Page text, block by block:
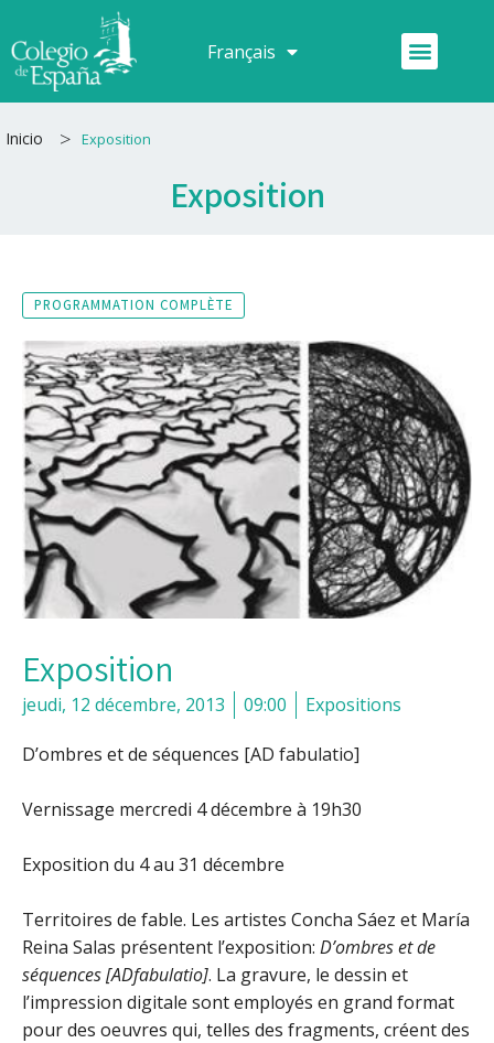
au
contenu
Français
Español Menu
Inicio > Exposition
Exposition
PROGRAMMATION COMPLÈTE
Exposition
jeudi, 12 décembre, 2013 09:00 Expositions
D’ombres et de séquences [AD fabulatio]
Vernissage mercredi 4 décembre à 19h30
Exposition du 4 au 31 décembre
Territoires de fable. Les artistes Concha Sáez et María
Reina Salas présentent l’exposition: D’ombres et de
séquences [ADfabulatio]. La gravure, le dessin et
l’impression digitale sont employés en grand format
pour des oeuvres qui, telles des fragments, créent des